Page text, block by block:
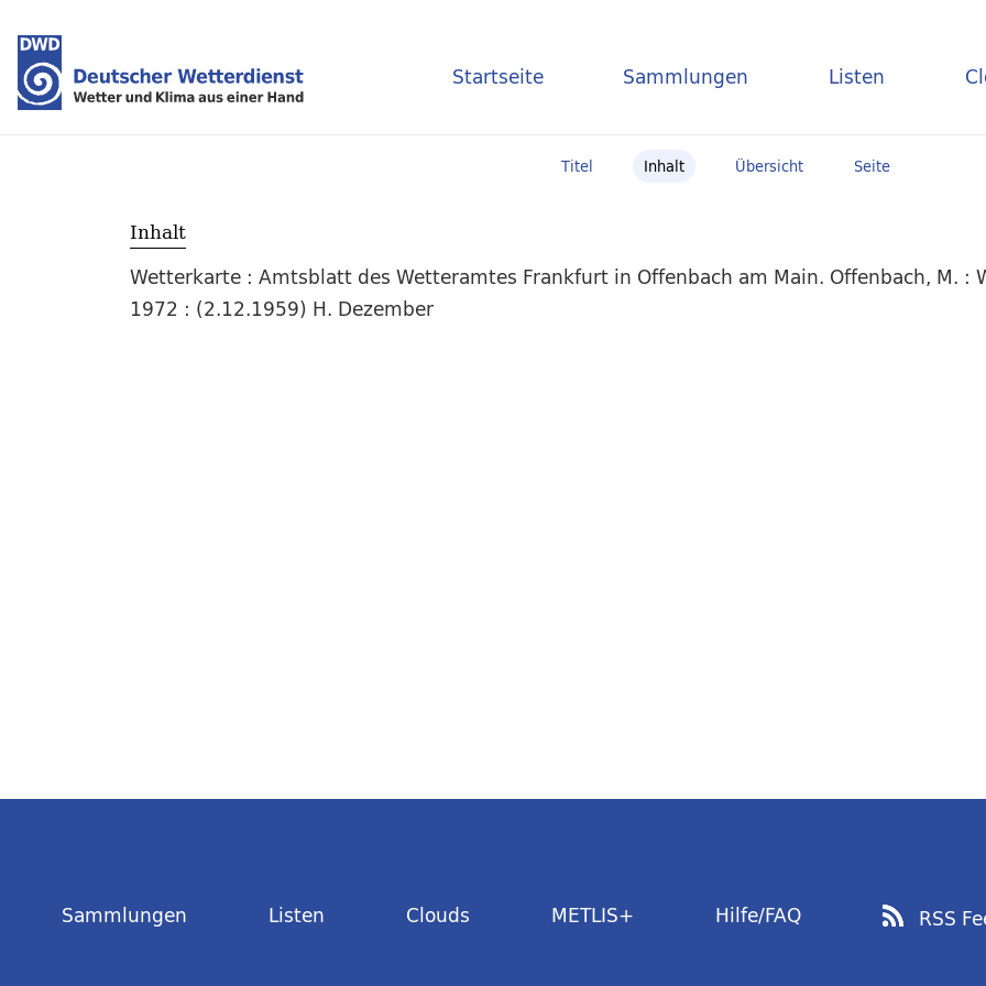
Startseite Sammlungen Listen
Titel Inhalt Übersicht Seite
Inhalt
Wetterkarte : Amtsblatt des Wetteramtes Frankfurt in Offenbach am Main. Offenbach, M.
1972 : (2.12.1959) H. Dezember
Sammlungen Listen Clouds METLIS+ Hilfe/FAQ RSS